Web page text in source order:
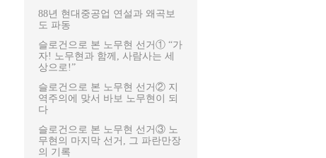
88년 현대중공업 연설과 왜곡보
도 파동
슬로건으로 본 노무현 선거① “가
자! 노무현과 함께, 사람사는 세
상으로!”
슬로건으로 본 노무현 선거② 지
역주의에 맞서 바보 노무현이 되
다
슬로건으로 본 노무현 선거③ 노
무현의 마지막 선거, 그 파란만장
의 기록